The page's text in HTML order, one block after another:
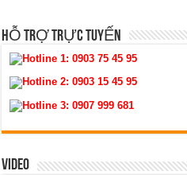
HỖ TRỢ TRỰC TUYẾN
Hotline 1:0903 75 45 95
Hotline 2:0903 15 45 95
Hotline 3:0907 999 681
VIDEO